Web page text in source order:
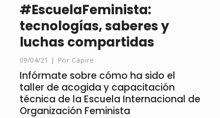
#EscuelaFeminista:
tecnologías, saberes y
luchas compartidas
09/04/21 Por Capire
Infórmate sobre cómo ha sido el
taller de acogida y capacitación
técnica de la Escuela Internacional de
Organización Feminista